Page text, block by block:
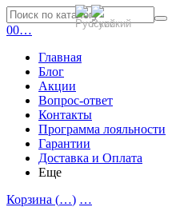
00…
Главная
Блог
Акции
Вопрос-ответ
Контакты
Программа лояльности
Гарантии
Доставка и Оплата
Еще
Корзина (…) …